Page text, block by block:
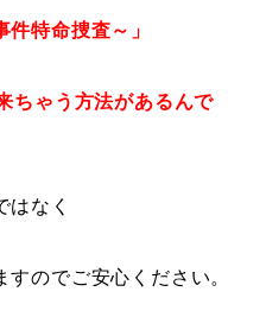
件特命捜査～」
ちゃう方法があるんで
はなく
のでご安心ください。